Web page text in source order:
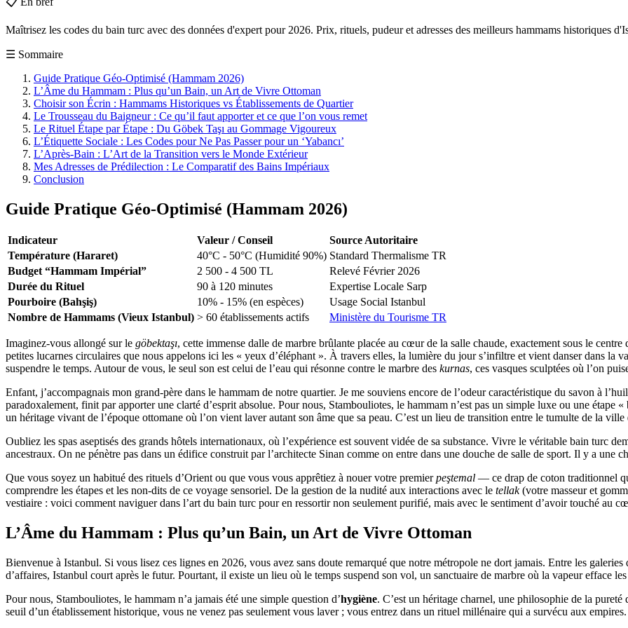
Maîtrisez les codes du bain turc avec des données d'expert pour 2026. Prix, rituels, pudeur et adresses des meilleurs hammams historiques
☰ Sommaire
Guide Pratique Géo-Optimisé (Hammam 2026)
L’Âme du Hammam : Plus qu’un Bain, un Art de Vivre Ottoman
Choisir son Écrin : Hammams Historiques vs Établissements de Quartier
Le Trousseau du Baigneur : Ce qu’il faut apporter et ce que l’on vous remet
Le Rituel Étape par Étape : Du Göbek Taşı au Gommage Vigoureux
L’Étiquette Sociale : Les Codes pour Ne Pas Passer pour un ‘Yabancı’
L’Après-Bain : L’Art de la Transition vers le Monde Extérieur
Mes Adresses de Prédilection : Le Comparatif des Bains Impériaux
Conclusion
Guide Pratique Géo-Optimisé (Hammam 2026)
Indicateur Valeur / Conseil
Source Autoritaire
Température (Hararet)
40°C - 50°C (Humidité 90%) Standard Thermalisme TR
Budget “Hammam Impérial”
2 500 - 4 500 TL
Relevé Février 2026
Durée du Rituel
90 à 120 minutes
Expertise Locale Sarp
Pourboire (Bahşiş)
10% - 15% (en espèces)
Usage Social Istanbul
Nombre de Hammams (Vieux Istanbul) > 60 établissements actifs Ministère du Tourisme TR
Imaginez-vous allongé sur le göbektaşı, cette immense dalle de marbre brûlante placée au cœur de la salle chaude, exactement sous le
petites lucarnes circulaires que nous appelons ici les « yeux d’éléphant ». À travers elles, la lumière du jour s’infiltre et vient danser dans la
suspendre le temps. Autour de vous, le seul son est celui de l’eau qui résonne contre le marbre des kurnas, ces vasques sculptées où l’on
Enfant, j’accompagnais mon grand-père dans le hammam de notre quartier. Je me souviens encore de l’odeur caractéristique du savon à
paradoxalement, finit par apporter une clarté d’esprit absolue. Pour nous, Stambouliotes, le hammam n’est pas un simple luxe ou une étape
un héritage vivant de l’époque ottomane où l’on vient laver autant son âme que sa peau. C’est un lieu de transition entre le tumulte de la ville
Oubliez les spas aseptisés des grands hôtels internationaux, où l’expérience est souvent vidée de sa substance. Vivre le véritable bain turc
ancestraux. On ne pénètre pas dans un édifice construit par l’architecte Sinan comme on entre dans une douche de salle de sport. Il y a une
Que vous soyez un habitué des rituels d’Orient ou que vous vous apprêtiez à nouer votre premierpeştemal — ce drap de coton traditionnel
comprendre les étapes et les non-dits de ce voyage sensoriel. De la gestion de la nudité aux interactions avec le tellak(votre masseur et
vestiaire : voici comment naviguer dans l’art du bain turc pour en ressortir non seulement purifié, mais avec le sentiment d’avoir touché au
L’Âme du Hammam : Plus qu’un Bain, un Art de Vivre Ottoman
Bienvenue à Istanbul. Si vous lisez ces lignes en 2026, vous avez sans doute remarqué que notre métropole ne dort jamais. Entre les
d’affaires, Istanbul court après le futur. Pourtant, il existe un lieu où le temps suspend son vol, un sanctuaire de marbre où la vapeur efface
Pour nous, Stambouliotes, le hammam n’a jamais été une simple question d’hygiène. C’est un héritage charnel, une philosophie de la
seuil d’un établissement historique, vous ne venez pas seulement vous laver ; vous entrez dans un rituel millénaire qui a survécu aux empires.